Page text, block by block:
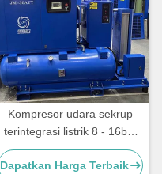
Kompresor udara sekrup
terintegrasi listrik 8 - 16bar
Kompresor udara sekrup
gabungan
Dapatkan Harga Terbaik